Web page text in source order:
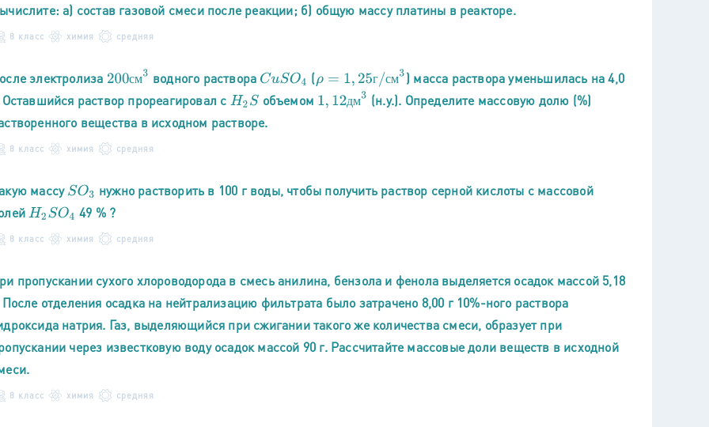
а) состав газовой смеси после реакции; б) общую массу платины в реакторе.
8 класс химия средняя
электролиза см
200см3 водного раствора CuSO4 ( г см
ρ= 1,25 г /см3
) масса раствора уменьшилась на 4,0
Оставшийся раствор прореагировал с H2S объемом дм
1 ,12дм3
(н.у.). Определите массовую долю (%)
вещества в исходном растворе.
8 класс химия средняя
массуSO3
нужно растворить в 100 г воды, чтобы получить раствор серной кислоты с массовой
H2SO4 49 % ?
8 класс химия средняя
пропускании сухого хлороводорода в смесь анилина, бензола и фенола выделяется осадок массой 5,18
После отделения осадка на нейтрализацию фильтрата было затрачено 8,00 г 10%-ного раствора
натрия. Газ, выделяющийся при сжигании такого же количества смеси, образует при
через известковую воду осадок массой 90 г. Рассчитайте массовые доли веществ в исходной
8 класс химия средняя